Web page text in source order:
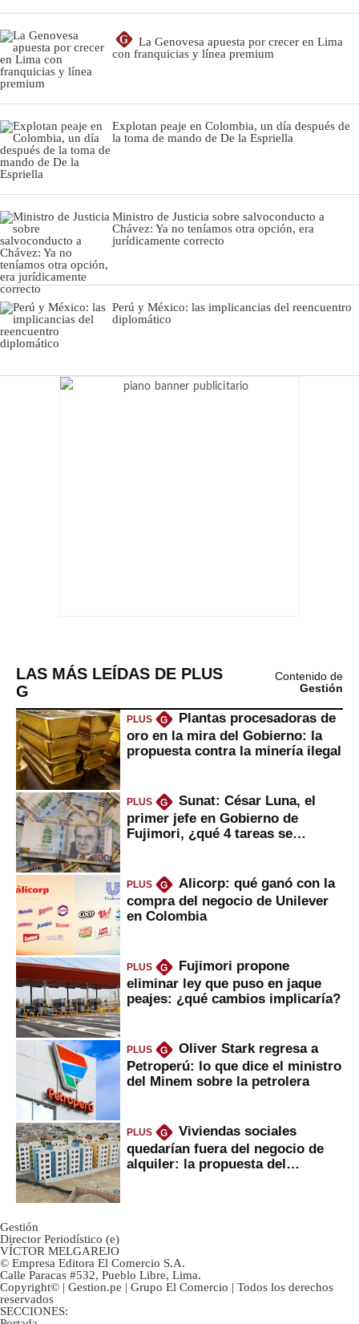
G
La Genovesa apuesta por crecer en Lima
con franquicias y línea premium
Explotan peaje en Colombia, un día después de
la toma de mando de De la Espriella
Ministro de Justicia sobre salvoconducto a
Chávez: Ya no teníamos otra opción, era
jurídicamente correcto
Perú y México: las implicancias del reencuentro
diplomático
LAS MÁS LEÍDAS DE PLUS
G
Contenido de
Gestión
PLUS G
Plantas procesadoras de
oro en la mira del Gobierno: la
propuesta contra la minería ilegal
PLUS G
Sunat: César Luna, el
primer jefe en Gobierno de
Fujimori, ¿qué 4 tareas se
PLUS G
Alicorp: qué ganó con la
compra del negocio de Unilever
en Colombia
PLUS G
Fujimori propone
eliminar ley que puso en jaque
peajes: ¿qué cambios implicaría?
PLUS G
Oliver Stark regresa a
Petroperú: lo que dice el ministro
del Minem sobre la petrolera
PLUS G
Viviendas sociales
quedarían fuera del negocio de
alquiler: la propuesta del
Gestión
Director Periodístico (e)
VÍCTOR MELGAREJO
© Empresa Editora El Comercio S.A.
Calle Paracas #532, Pueblo Libre, Lima.
Copyright© | Gestion.pe | Grupo El Comercio | Todos los derechos
reservados
SECCIONES: